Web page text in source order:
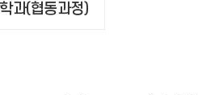
과(협동과정)